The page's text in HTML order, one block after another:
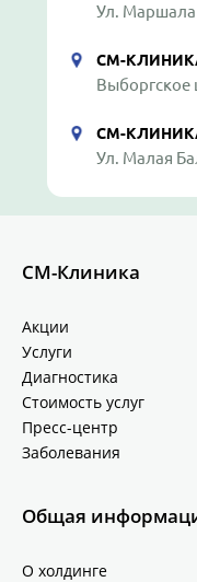
Ул. Маршала
СМ-
Выборгское
СМ-
Ул. Малая
СМ-Клиника
Акции
Услуги
Диагностика
Стоимость услуг
Пресс-центр
Заболевания
Общая
О холдинге